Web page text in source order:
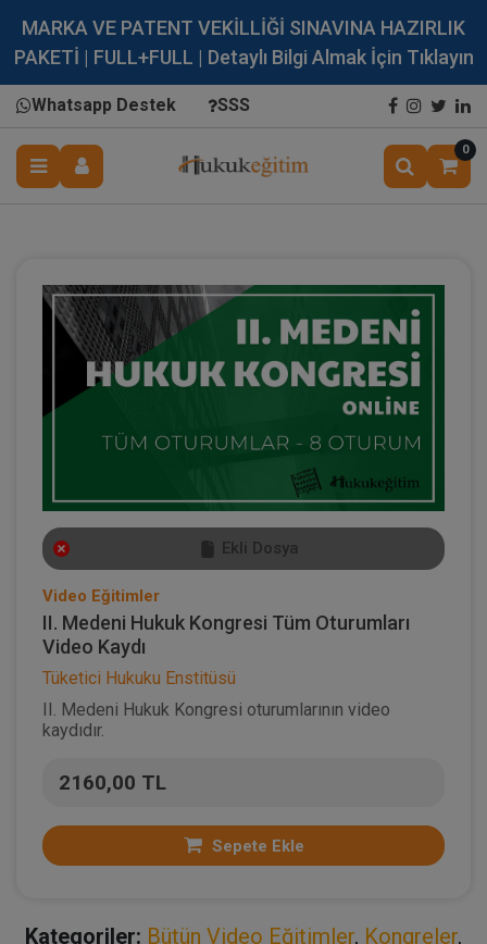
MARKA VE PATENT VEKİLLİĞİ SINAVINA HAZIRLIK
PAKETİ | FULL+FULL | Detaylı Bilgi Almak İçin Tıklayın
Whatsapp Destek SSS
0
Ekli Dosya
Video Eğitimler
II. Medeni Hukuk Kongresi Tüm Oturumları
Video Kaydı
Tüketici Hukuku Enstitüsü
II. Medeni Hukuk Kongresi oturumlarının video
kaydıdır.
2160,00 TL
Sepete Ekle
Kategoriler: Bütün Video Eğitimler, Kongreler,